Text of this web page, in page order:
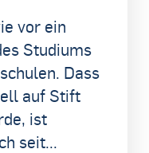
vor ein
Studiums
Dass
auf Stift
ist
seit...